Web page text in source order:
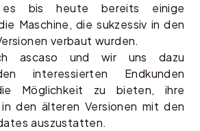
bis heute bereits einige
Maschine, die sukzessiv in den
verbaut wurden.
ascaso und wir uns dazu
interessierten Endkunden
Möglichkeit zu bieten, ihre
den älteren Versionen mit den
auszustatten.